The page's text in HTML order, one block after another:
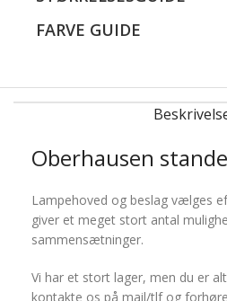
FARVE GUIDE
Oberhausen
Lampehoved og beslag vælges
giver et meget stort antal
sammensætninger.
Vi har et stort lager, men du er
kontakte os på mail/tlf og